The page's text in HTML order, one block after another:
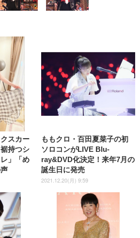
オフィスチェア デスク
疲れない テレワーク
強化バックレスト 30度
ング機能 人間工学 椅子
ポート 90度跳ね上げ式ア
スト 3Dヘッドレスト
ー付き 高反発クッショ
チェア 通気性メッシュ
ング/勉強/事務用 おし
パソコンチェア (ホワイ
ッシュ 通気性 ランバーサ
ポート付き 腰サポート ガ
ス圧無段階昇降 360度回
転 キャスター付き コンパ
クト 幅52×奥行58.5×高さ
84～96cm テレワーク 在
宅勤務 ブラック
￥4,139
品】Dell
インチ 液晶モ
）VA 非光
VGA
内蔵 高さ調整 ス
対応
ビジネス向け
Gaming Monitor 24” Essential ゲ
ーミングモニター QD 24.5インチ
1ms FHD 量子ドット 残像低減 (3
年保証 | 輝点保証 | 日本メーカー)
￥34,980
Basic(スマートベーシ
【Amazon.co.jp限定】
Basic アイリスオーヤマ
シーツ 超厚型 お徳用
ド 100枚入 (x 1) (ケース
ュラー 200枚入
【Amazon.co.jp限定】
￥3,731
スカー
持つシ
」「め
ももクロ・百田夏菜子の初
ソロコンがLIVE Blu-
ray&DVD化決定！来年7月の
誕生日に発売
2021.12.20(月) 9:59